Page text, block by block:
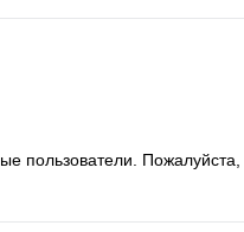
пользователи. Пожалуйста,